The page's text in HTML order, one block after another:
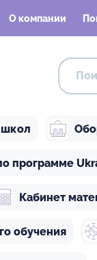
О компании
школ
программе
Кабинет
обучения